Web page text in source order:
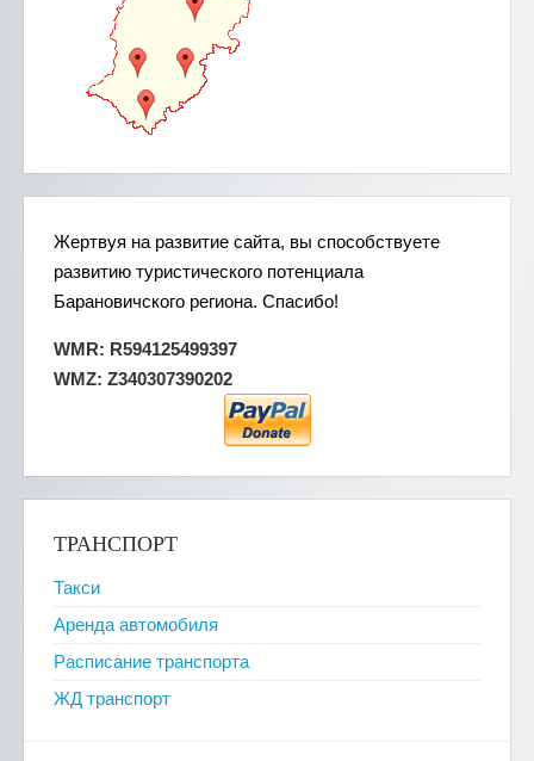
Жертвуя на развитие сайта, вы способствуете
развитию туристического потенциала
Барановичского региона. Спасибо!
WMR: R594125499397
WMZ: Z340307390202
ТРАНСПОРТ
Такси
Аренда автомобиля
Расписание транспорта
ЖД транспорт